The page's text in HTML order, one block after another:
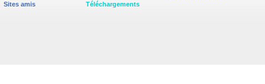
Sites amis
Téléchargements